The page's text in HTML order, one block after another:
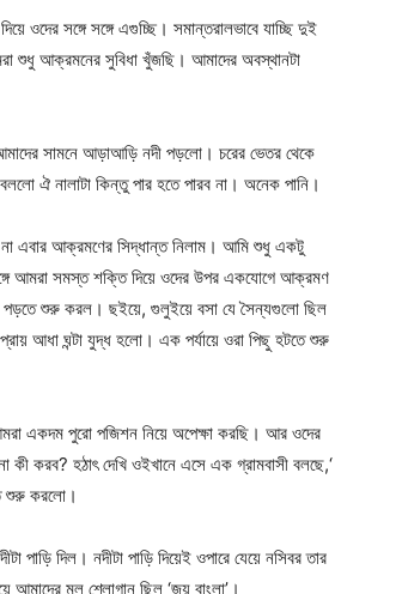
ওদের সঙ্গে সঙ্গে এগুচ্ছি। সমান্তরালভাবে যাচ্ছি দুই
শুধু আক্রমনের সুবিধা খুঁজছি। আমাদের অবস্থানটা
সামনে আড়াআড়ি নদী পড়লো। চরের ভেতর থেকে
ঐ নালাটা কিন্তু পার হতে পারব না। অনেক পানি।
এবার আক্রমণের সিদ্ধান্ত নিলাম। আমি শুধু একটু
আমরা সমস্ত শক্তি দিয়ে ওদের উপর একযোগে আক্রমণ
পড়তে শুরু করল। ছইয়ে, গুলুইয়ে বসা যে সৈন্যগুলো ছিল
আধা ঘন্টা যুদ্ধ হলো। এক পর্যায়ে ওরা পিছু হটতে শুরু
একদম পুরো পজিশন নিয়ে অপেক্ষা করছি। আর ওদের
করব? হঠাৎ দেখি ওইখানে এসে এক গ্রামবাসী বলছে,‘
শুরু করলো।
দিল। নদীটা পাড়ি দিয়েই ওপারে যেয়ে নসিবর তার
মূল শ্লোগান ছিল ‘জয় বাংলা’।